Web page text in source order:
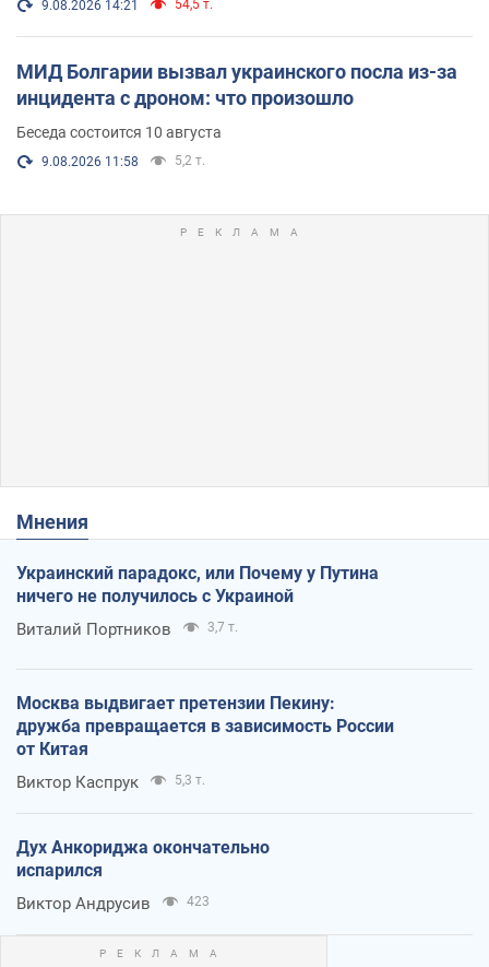
9.08.2026 14:21 54,5 т.
МИД Болгарии вызвал украинского посла из-за
инцидента с дроном: что произошло
Беседа состоится 10 августа
9.08.2026 11:58 5,2 т.
Мнения
Украинский парадокс, или Почему у Путина
ничего не получилось с Украиной
Виталий Портников 3,7 т.
Москва выдвигает претензии Пекину:
дружба превращается в зависимость России
от Китая
Виктор Каспрук 5,3 т.
Дух Анкориджа окончательно
испарился
Виктор Андрусив 423